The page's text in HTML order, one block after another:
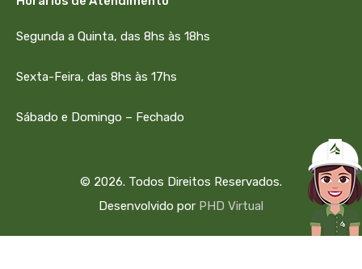
Segunda a Quinta, das 8hs às 18hs
Sexta-Feira, das 8hs às 17hs
Sábado e Domingo – Fechado
© 2026. Todos Direitos Reservados.
Desenvolvido por PHD Virtual